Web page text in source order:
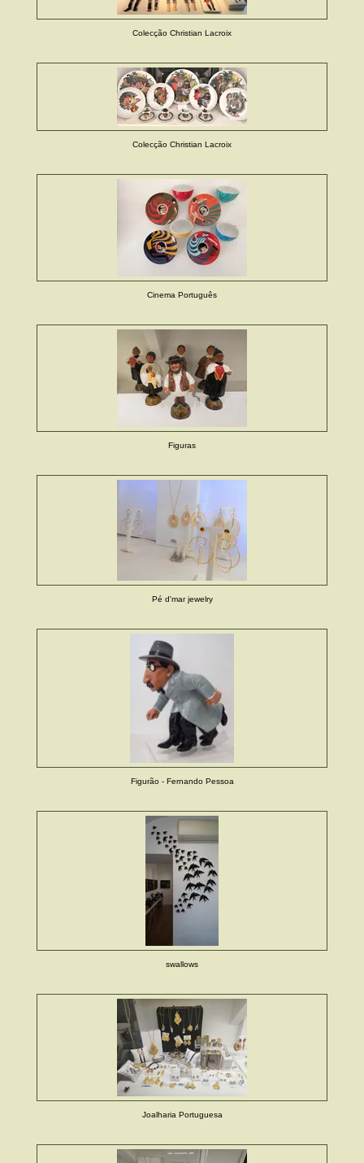
Colecção Christian Lacroix
Colecção Christian Lacroix
Cinema Português
Figuras
Pé d'mar jewelry
Figurão - Fernando Pessoa
swallows
Joalharia Portuguesa